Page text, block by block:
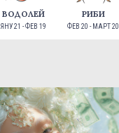
ВОДОЛЕЙ
ЯНУ 21 - ФЕВ 19
РИБИ
ФЕВ 20 - МАРТ 20